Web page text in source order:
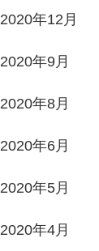
2020年12月
2020年9月
2020年8月
2020年6月
2020年5月
2020年4月